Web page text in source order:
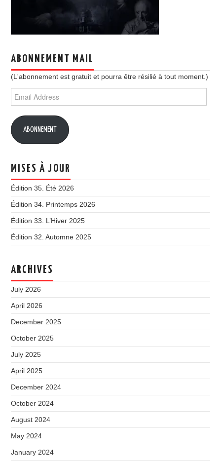
ABONNEMENT MAIL
(L'abonnement est gratuit et pourra être résilié à tout moment.)
Address
ABONNEMENT
MISES À JOUR
Édition 35. Été 2026
Édition 34. Printemps 2026
Édition 33. L’Hiver 2025
Édition 32. Automne 2025
ARCHIVES
July 2026
April 2026
December 2025
October 2025
July 2025
April 2025
December 2024
October 2024
August 2024
May 2024
January 2024